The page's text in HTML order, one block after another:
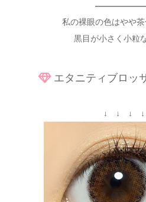
私の裸眼の色はやや
黒目が小さく小粒
エタニティブロッ
↓ ↓ ↓